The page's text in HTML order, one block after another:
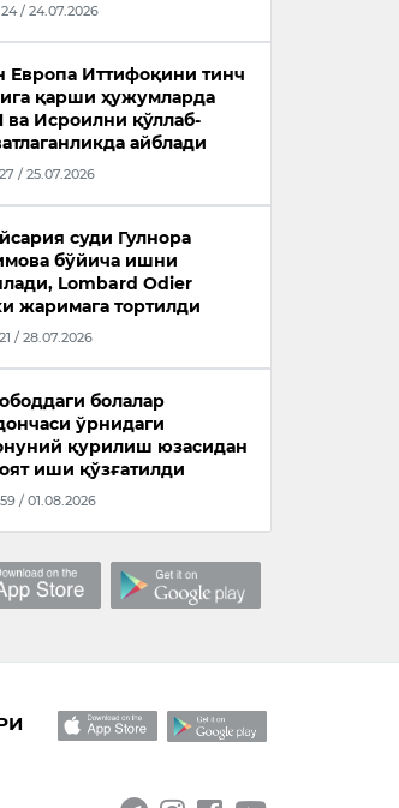
/ 24.07.2026
Европа Иттифоқини тинч
қарши ҳужумларда
Исроилни қўллаб-
айблади
/ 25.07.2026
суди Гулнора
бўйича ишни
Lombard Odier
жаримага тортилди
/ 28.07.2026
болалар
ўрнидаги
қурилиш юзасидан
иши қўзғатилди
/ 01.08.2026